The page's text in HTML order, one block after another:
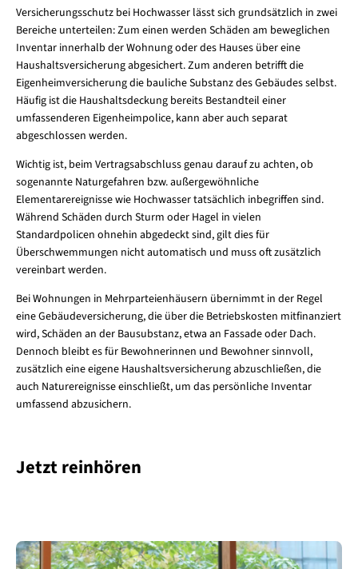
Versicherungsschutz bei Hochwasser lässt sich grundsätzlich in zwei
Bereiche unterteilen: Zum einen werden Schäden am beweglichen
Inventar innerhalb der Wohnung oder des Hauses über eine
Haushaltsversicherung abgesichert. Zum anderen betrifft die
Eigenheimversicherung die bauliche Substanz des Gebäudes selbst.
Häufig ist die Haushaltsdeckung bereits Bestandteil einer
umfassenderen Eigenheimpolice, kann aber auch separat
abgeschlossen werden.
Wichtig ist, beim Vertragsabschluss genau darauf zu achten, ob
sogenannte Naturgefahren bzw. außergewöhnliche
Elementarereignisse wie Hochwasser tatsächlich inbegriffen sind.
Während Schäden durch Sturm oder Hagel in vielen
Standardpolicen ohnehin abgedeckt sind, gilt dies für
Überschwemmungen nicht automatisch und muss oft zusätzlich
vereinbart werden.
Bei Wohnungen in Mehrparteienhäusern übernimmt in der Regel
eine Gebäudeversicherung, die über die Betriebskosten mitfinanziert
wird, Schäden an der Bausubstanz, etwa an Fassade oder Dach.
Dennoch bleibt es für Bewohnerinnen und Bewohner sinnvoll,
zusätzlich eine eigene Haushaltsversicherung abzuschließen, die
auch Naturereignisse einschließt, um das persönliche Inventar
umfassend abzusichern.
Jetzt reinhören